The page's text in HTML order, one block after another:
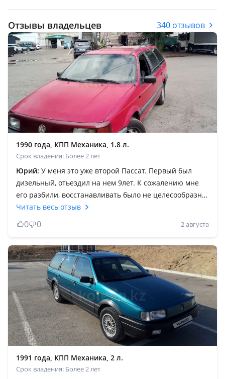
Отзывы владельцев 340 отзывов
1990 года, КПП Механика, 1.8 л.
Срок владения: Более 2 лет
Юрий: У меня это уже второй Пассат. Первый был
дизельный, отьездил на нем 9лет. К сожалению мне
его разбили, восстанавливать было не целесообразно.
Теперь уже несколько лет бензиновая версия, вообще
ничего плохого об этом автомобиле не скажу. Если у
вас руки откуда надо, то для дома это идеальный
вариант, даже после 30лет остаётся вполне
комфортным, динамичным, экономичным,
легкообслуживаемым и надёжным автомобилем.
Единственный минус это всё меньше остаётся деталей
для качественного обслуживания. К сожалению эпоха
этой легенды уходит.
Читать весь отзыв
0 0 2 августа
1991 года, КПП Механика, 2 л.
Срок владения: Более 2 лет